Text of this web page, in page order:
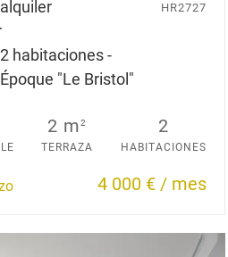
habitaciones -
"Le Bristol"
HR2727
2 m2
TERRAZA
2
HABITACIONES
4 000 € / mes